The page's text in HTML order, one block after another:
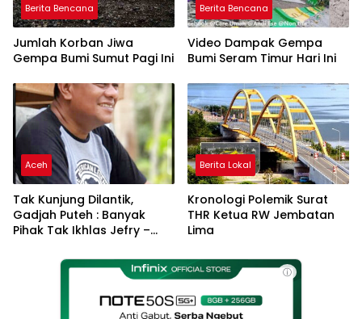
Berita Bencana
Jumlah Korban Jiwa
Gempa Bumi Sumut Pagi Ini
Berita Bencana
Video Dampak Gempa
Bumi Seram Timur Hari Ini
Aceh
Tak Kunjung Dilantik,
Gadjah Puteh : Banyak
Pihak Tak Ikhlas Jefry –
Berita Lokal
Kronologi Polemik Surat
THR Ketua RW Jembatan
Lima
ⓘ